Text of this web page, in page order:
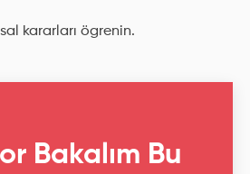
kararları ögrenin.
Bakalım Bu